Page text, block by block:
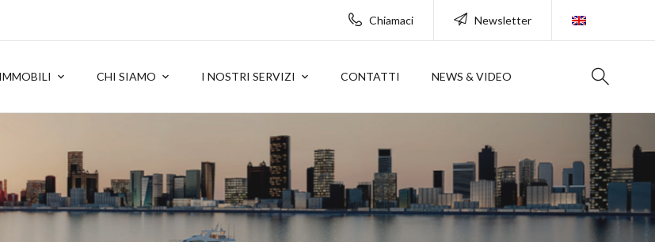
Chiamaci Newsletter
IMMOBILI CHI SIAMO I NOSTRI SERVIZI CONTATTI NEWS & VIDEO